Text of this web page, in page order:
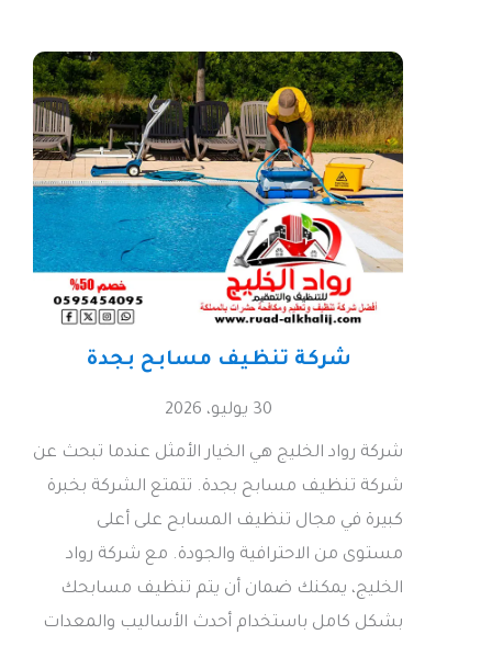
شركة تنظيف مسابح بجدة
30 يوليو، 2026
شركة رواد الخليج هي الخيار الأمثل عندما تبحث عن
شركة تنظيف مسابح بجدة. تتمتع الشركة بخبرة
كبيرة في مجال تنظيف المسابح على أعلى
مستوى من الاحترافية والجودة. مع شركة رواد
الخليج، يمكنك ضمان أن يتم تنظيف مسابحك
بشكل كامل باستخدام أحدث الأساليب والمعدات